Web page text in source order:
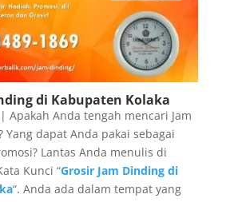
di Kabupaten Kolaka
Apakah Anda tengah mencari Jam
Yang dapat Anda pakai sebagai
Lantas Anda menulis di
Kunci “Grosir Jam Dinding di
“. Anda ada dalam tempat yang